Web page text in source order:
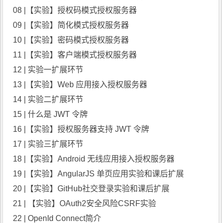
08 |【实验】授权码模式授权服务器
09 |【实验】简化模式授权服务器
10 |【实验】密码模式授权服务器
11 |【实验】客户端模式授权服务器
12 | 实验一扩展环节
13 |【实验】Web 应用接入授权服务器
14 | 实验二扩展环节
15 | 什么是 JWT 令牌
16 |【实验】授权服务器支持 JWT 令牌
17 | 实验三扩展环节
18 |【实验】Android 无线应用接入授权服务器
19 |【实验】AngularJS 单页应用实验和课后扩展
20 |【实验】GitHub社交登录实验和课后扩展
21 | 【实验】OAuth2安全风险CSRF实验
22 |OpenId Connect简介